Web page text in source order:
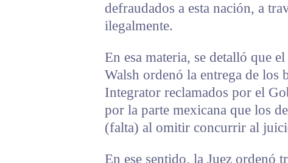
defraudados a esta nación, a
ilegalmente.
En esa materia, se detalló que
Walsh ordenó la entrega de los
Integrator reclamados por el
por la parte mexicana que los
(falta) al omitir concurrir al
En ese sentido, la Juez ordenó